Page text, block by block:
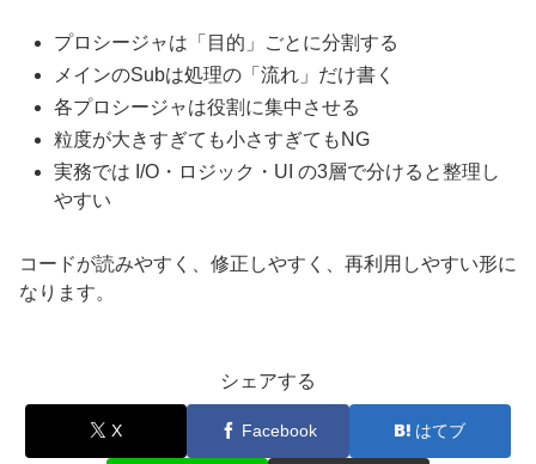
プロシージャは「目的」ごとに分割する
メインのSubは処理の「流れ」だけ書く
各プロシージャは役割に集中させる
粒度が大きすぎても小さすぎてもNG
実務では I/O・ロジック・UI の3層で分けると整理し
やすい
コードが読みやすく、修正しやすく、再利用しやすい形に
なります。
シェアする
X Facebook はてブ